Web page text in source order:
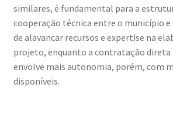
similares, é fundamental para a
cooperação técnica entre o município e
de alavancar recursos e expertise na
projeto, enquanto a contratação
envolve mais autonomia, porém, com
disponíveis.